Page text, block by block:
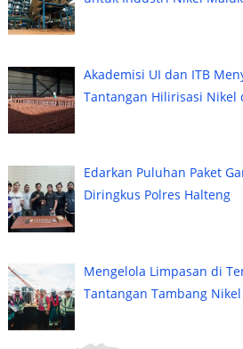
Akademisi UI dan ITB
Tantangan Hilirisasi Nikel
Edarkan Puluhan Paket
Diringkus Polres Halteng
Mengelola Limpasan di
Tantangan Tambang